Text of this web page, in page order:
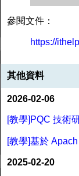
參閱文件：
https://
其他資料
2026-02-06
[教學]PQC 技術
[教學]基於 Apach
2025-02-20